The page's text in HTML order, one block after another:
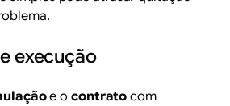
execução
e o contrato com